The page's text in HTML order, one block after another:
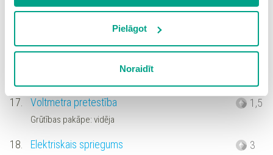
vietnē, izņemot “Nepieciešamās” sīkdatnes, kuru
izmantošanai nav nepieciešams iegūt lietotāja piekrišanu.
Spiežot uz pogas “Apstiprināt izvēlētās”, Jūs varat mainīt
sīkdatņu politikuun ir iespēja atsaukt savu
piekrišanu sadaļā “Sīkdatņu iestatījumi”.
Pielāgot
Noraidīt
Grūtības pakāpe: vidēja
17. Voltmetra pretestība
Grūtības pakāpe: vidēja
1,5
18. Elektriskais spriegums 3